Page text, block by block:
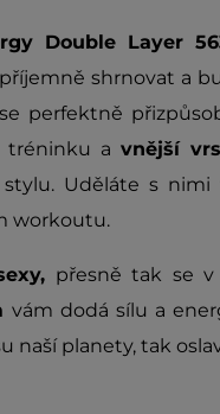
Double Layer
shrnovat a
se perfektně
tréninku a vnější
Uděláte s nimi
workoutu.
přesně tak se
vám dodá sílu a
naší planety, tak